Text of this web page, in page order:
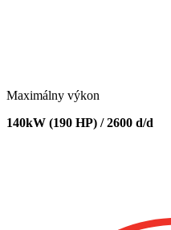
Maximálny výkon
140kW (190 HP) / 2600 d/d